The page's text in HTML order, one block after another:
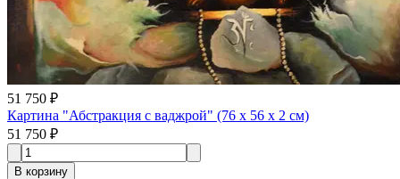
51 750 ₽
Картина "Абстракция с ваджрой" (76 x 56 x 2 см)
51 750 ₽
В корзину